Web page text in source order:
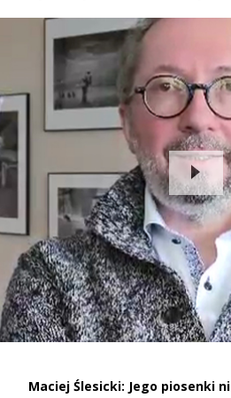
Maciej Ślesicki: Jego piosenki